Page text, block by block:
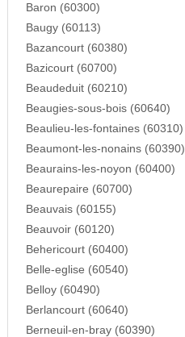
Baron (60300)
Baugy (60113)
Bazancourt (60380)
Bazicourt (60700)
Beaudeduit (60210)
Beaugies-sous-bois (60640)
Beaulieu-les-fontaines (60310)
Beaumont-les-nonains (60390)
Beaurains-les-noyon (60400)
Beaurepaire (60700)
Beauvais (60155)
Beauvoir (60120)
Behericourt (60400)
Belle-eglise (60540)
Belloy (60490)
Berlancourt (60640)
Berneuil-en-bray (60390)